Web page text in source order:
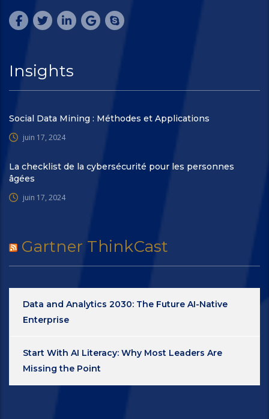
Insights
Social Data Mining : Méthodes et Applications
juin 17, 2024
La checklist de la cybersécurité pour les personnes
âgées
juin 17, 2024
Gartner ThinkCast
Data and Analytics 2030: The Future AI-Native
Enterprise
Start With AI Literacy: Why Most Leaders Are
Missing the Point